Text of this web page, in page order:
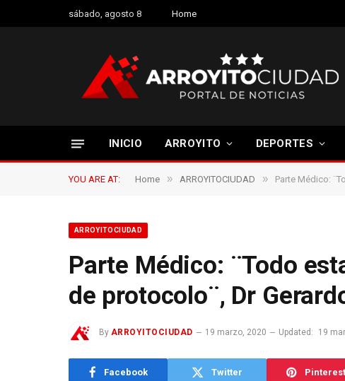
sábado, agosto 8 Home
INICIO ARROYITO DEPORTES
YOU ARE AT: Home » ARROYITOCIUDAD » Parte Médico:
ARROYITOCIUDAD
Parte Médico: ¨Todo
de protocolo¨, Dr
By ARROYITOCIUDAD 19 marzo, 2020 Updated: 19
Facebook Twitter Pinterest